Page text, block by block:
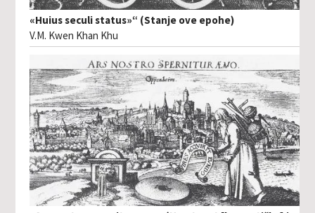
«Huius seculi status»“ (Stanje ove epohe)
V.M. Kwen Khan Khu